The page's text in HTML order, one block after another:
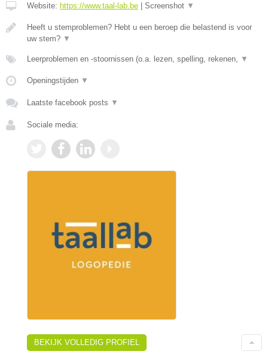
Website: https://www.taal-lab.be | Screenshot ▼
Heeft u stemproblemen? Hebt u een beroep die belastend is voor
uw stem? ▼
Leerproblemen en -stoornissen (o.a. lezen, spelling, rekenen, ▼
Openingstijden ▼
Laatste facebook posts ▼
Sociale media:
BEKIJK VOLLEDIG PROFIEL